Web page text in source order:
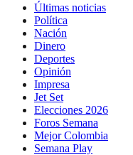
Últimas noticias
Política
Nación
Dinero
Deportes
Opinión
Impresa
Jet Set
Elecciones 2026
Foros Semana
Mejor Colombia
Semana Play